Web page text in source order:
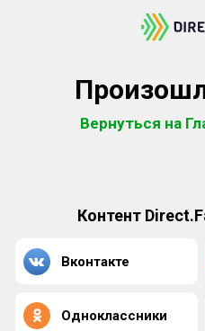
Вернуться на
Контент
Вконтакте
Одноклассники